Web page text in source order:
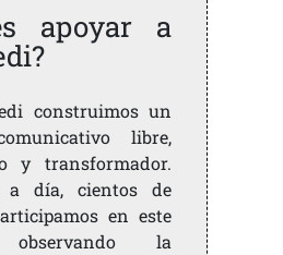
apoyar a
construimos un
libre,
y transformador.
día, cientos de
en este
observando la